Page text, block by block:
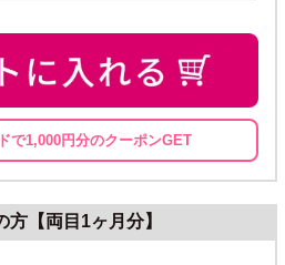
で1,000円分のクーポンGET
方【両目1ヶ月分】